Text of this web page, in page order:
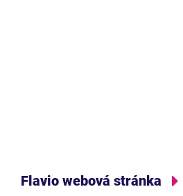
Flavio webová stránka